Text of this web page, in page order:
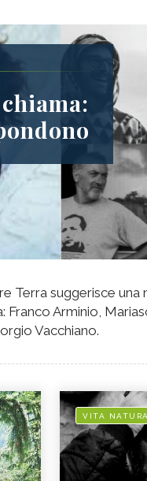
Terra suggerisce una
Arminio,
Vacchiano.
VITA